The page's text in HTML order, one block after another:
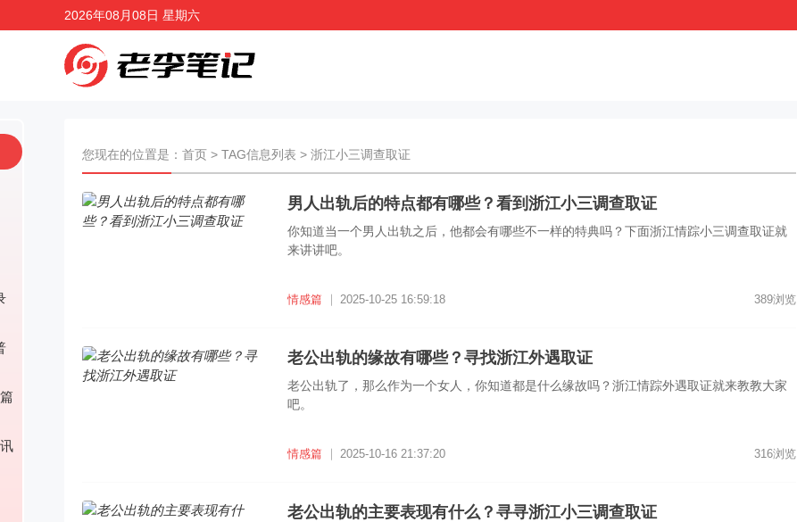
2026年08月08日 星期六
您现在的位置是： 首页 > TAG信息列表 > 浙江小三调查取证
男人出轨后的特点都有哪些？看到浙江小三调查取证
你知道当一个男人出轨之后，他都会有哪些不一样的特典吗？下面浙江情踪小三调查取证就
来讲讲吧。
情感篇 2025-10-25 16:59:18 389浏览
老公出轨的缘故有哪些？寻找浙江外遇取证
老公出轨了，那么作为一个女人，你知道都是什么缘故吗？浙江情踪外遇取证就来教教大家
吧。
情感篇 2025-10-16 21:37:20 316浏览
老公出轨的主要表现有什么？寻寻浙江小三调查取证